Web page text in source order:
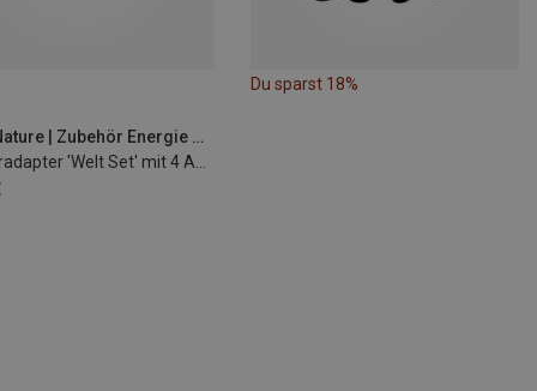
basic Nature | Zubehör Energie & Elektronik
Du sparst 18%